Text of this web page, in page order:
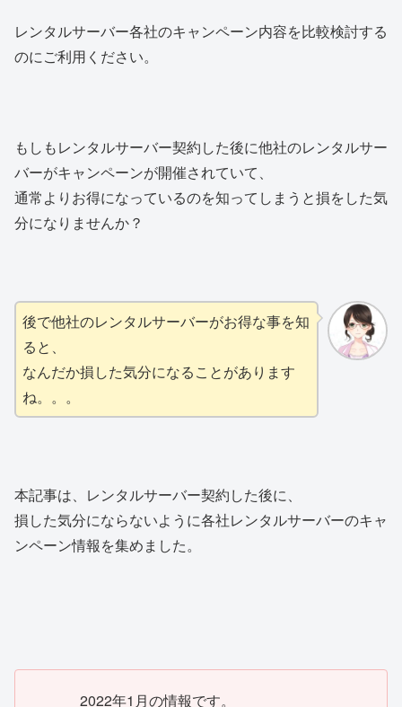
レンタルサーバー各社のキャンペーン内容を比較検討する
のにご利用ください。
もしもレンタルサーバー契約した後に他社のレンタルサー
バーがキャンペーンが開催されていて、
通常よりお得になっているのを知ってしまうと損をした気
分になりませんか？
後で他社のレンタルサーバーがお得な事を知
ると、
なんだか損した気分になることがあります
ね。。。
本記事は、レンタルサーバー契約した後に、
損した気分にならないように各社レンタルサーバーのキャ
ンペーン情報を集めました。
2022年1月の情報です。